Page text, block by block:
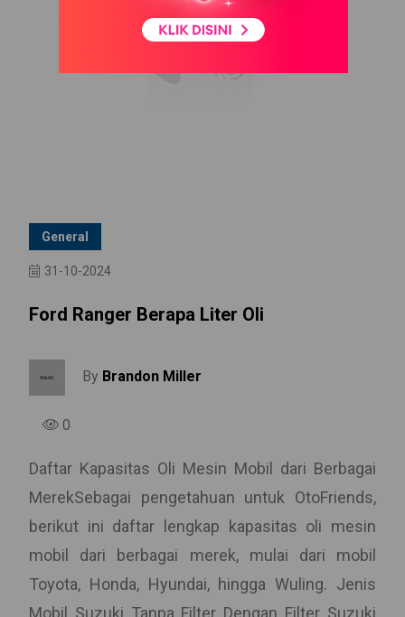
General
31-10-2024
Ford Ranger Berapa Liter Oli
By Brandon Miller
0
Daftar Kapasitas Oli Mesin Mobil dari Berbagai
MerekSebagai pengetahuan untuk OtoFriends,
berikut ini daftar lengkap kapasitas oli mesin
mobil dari berbagai merek, mulai dari mobil
Toyota, Honda, Hyundai, hingga Wuling. Jenis
Mobil Suzuki Tanpa Filter Dengan Filter Suzuki